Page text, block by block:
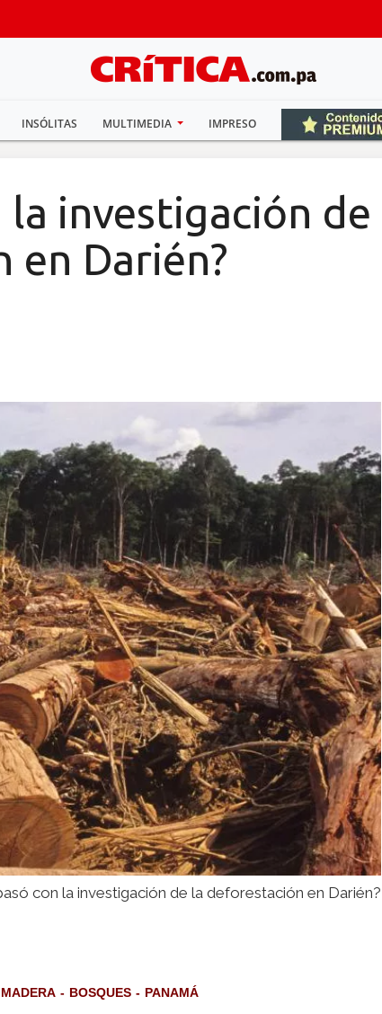
INSÓLITAS MULTIMEDIA IMPRESO
la investigación de
en Darién?
con la investigación de la deforestación en Darién?
MADERA BOSQUES PANAMÁ